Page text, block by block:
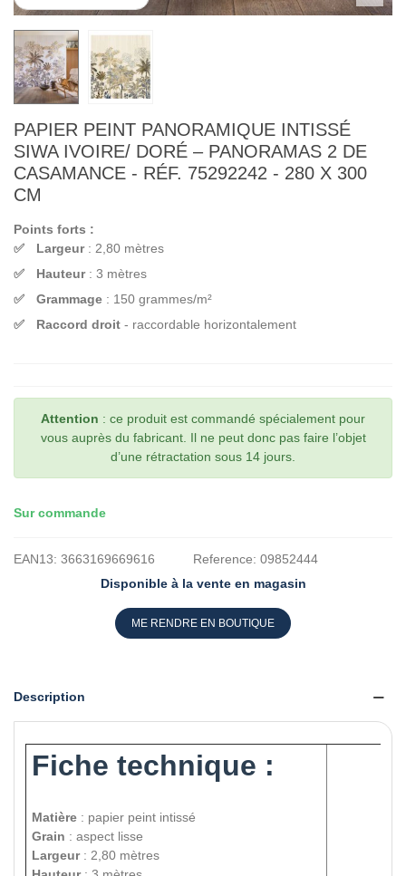
PAPIER PEINT PANORAMIQUE INTISSÉ
SIWA IVOIRE/ DORÉ – PANORAMAS 2 DE
CASAMANCE - RÉF. 75292242 - 280 X 300
CM
Points forts :
Largeur: 2,80 mètres
Hauteur: 3 mètres
Grammage : 150 grammes/m²
Raccord droit - raccordable horizontalement
Attention : ce produit est commandé spécialement pour
vous auprès du fabricant. Il ne peut donc pas faire l’objet
d’une rétractation sous 14 jours.
Sur commande
EAN13: 3663169669616 Reference: 09852444
Disponible à la vente en magasin
ME RENDRE EN BOUTIQUE
Description
Fiche technique :
Matière : papier peint intissé
Grain : aspect lisse
Largeur: 2,80 mètres